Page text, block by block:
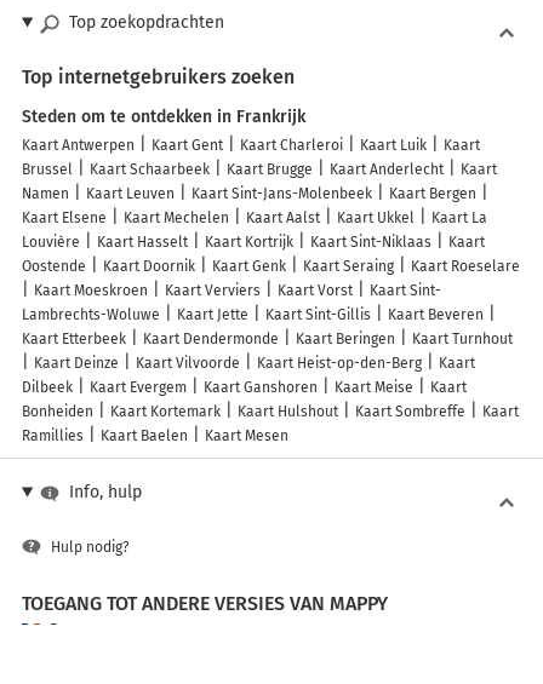
Top zoekopdrachten
Top internetgebruikers zoeken
Steden om te ontdekken in Frankrijk
Kaart Antwerpen Kaart Gent Kaart Charleroi Kaart Luik
Kaart
Brussel
Kaart Schaarbeek Kaart Brugge Kaart Anderlecht
Kaart
Namen
Kaart Leuven Kaart Sint-Jans-Molenbeek
Kaart Bergen
Kaart Elsene
Kaart Mechelen Kaart Aalst Kaart Ukkel
Kaart La
Louvière
Kaart Hasselt Kaart Kortrijk Kaart Sint-Niklaas
Kaart
Oostende
Kaart Doornik Kaart Genk Kaart Seraing
Kaart Roeselare
Kaart Moeskroen
Kaart Verviers Kaart Vorst
Kaart Sint-
Lambrechts-Woluwe
Kaart Jette Kaart Sint-Gillis
Kaart Beveren
Kaart Etterbeek
Kaart Dendermonde Kaart Beringen
Kaart Turnhout
Kaart Deinze
Kaart Vilvoorde Kaart Heist-op-den-Berg
Kaart
Dilbeek
Kaart Evergem Kaart Ganshoren Kaart Meise
Kaart
Bonheiden
Kaart Kortemark Kaart Hulshout Kaart Sombreffe
Kaart
Ramillies
Kaart Baelen Kaart Mesen
Info, hulp
Hulp nodig?
TOEGANG TOT ANDERE VERSIES VAN MAPPY
France